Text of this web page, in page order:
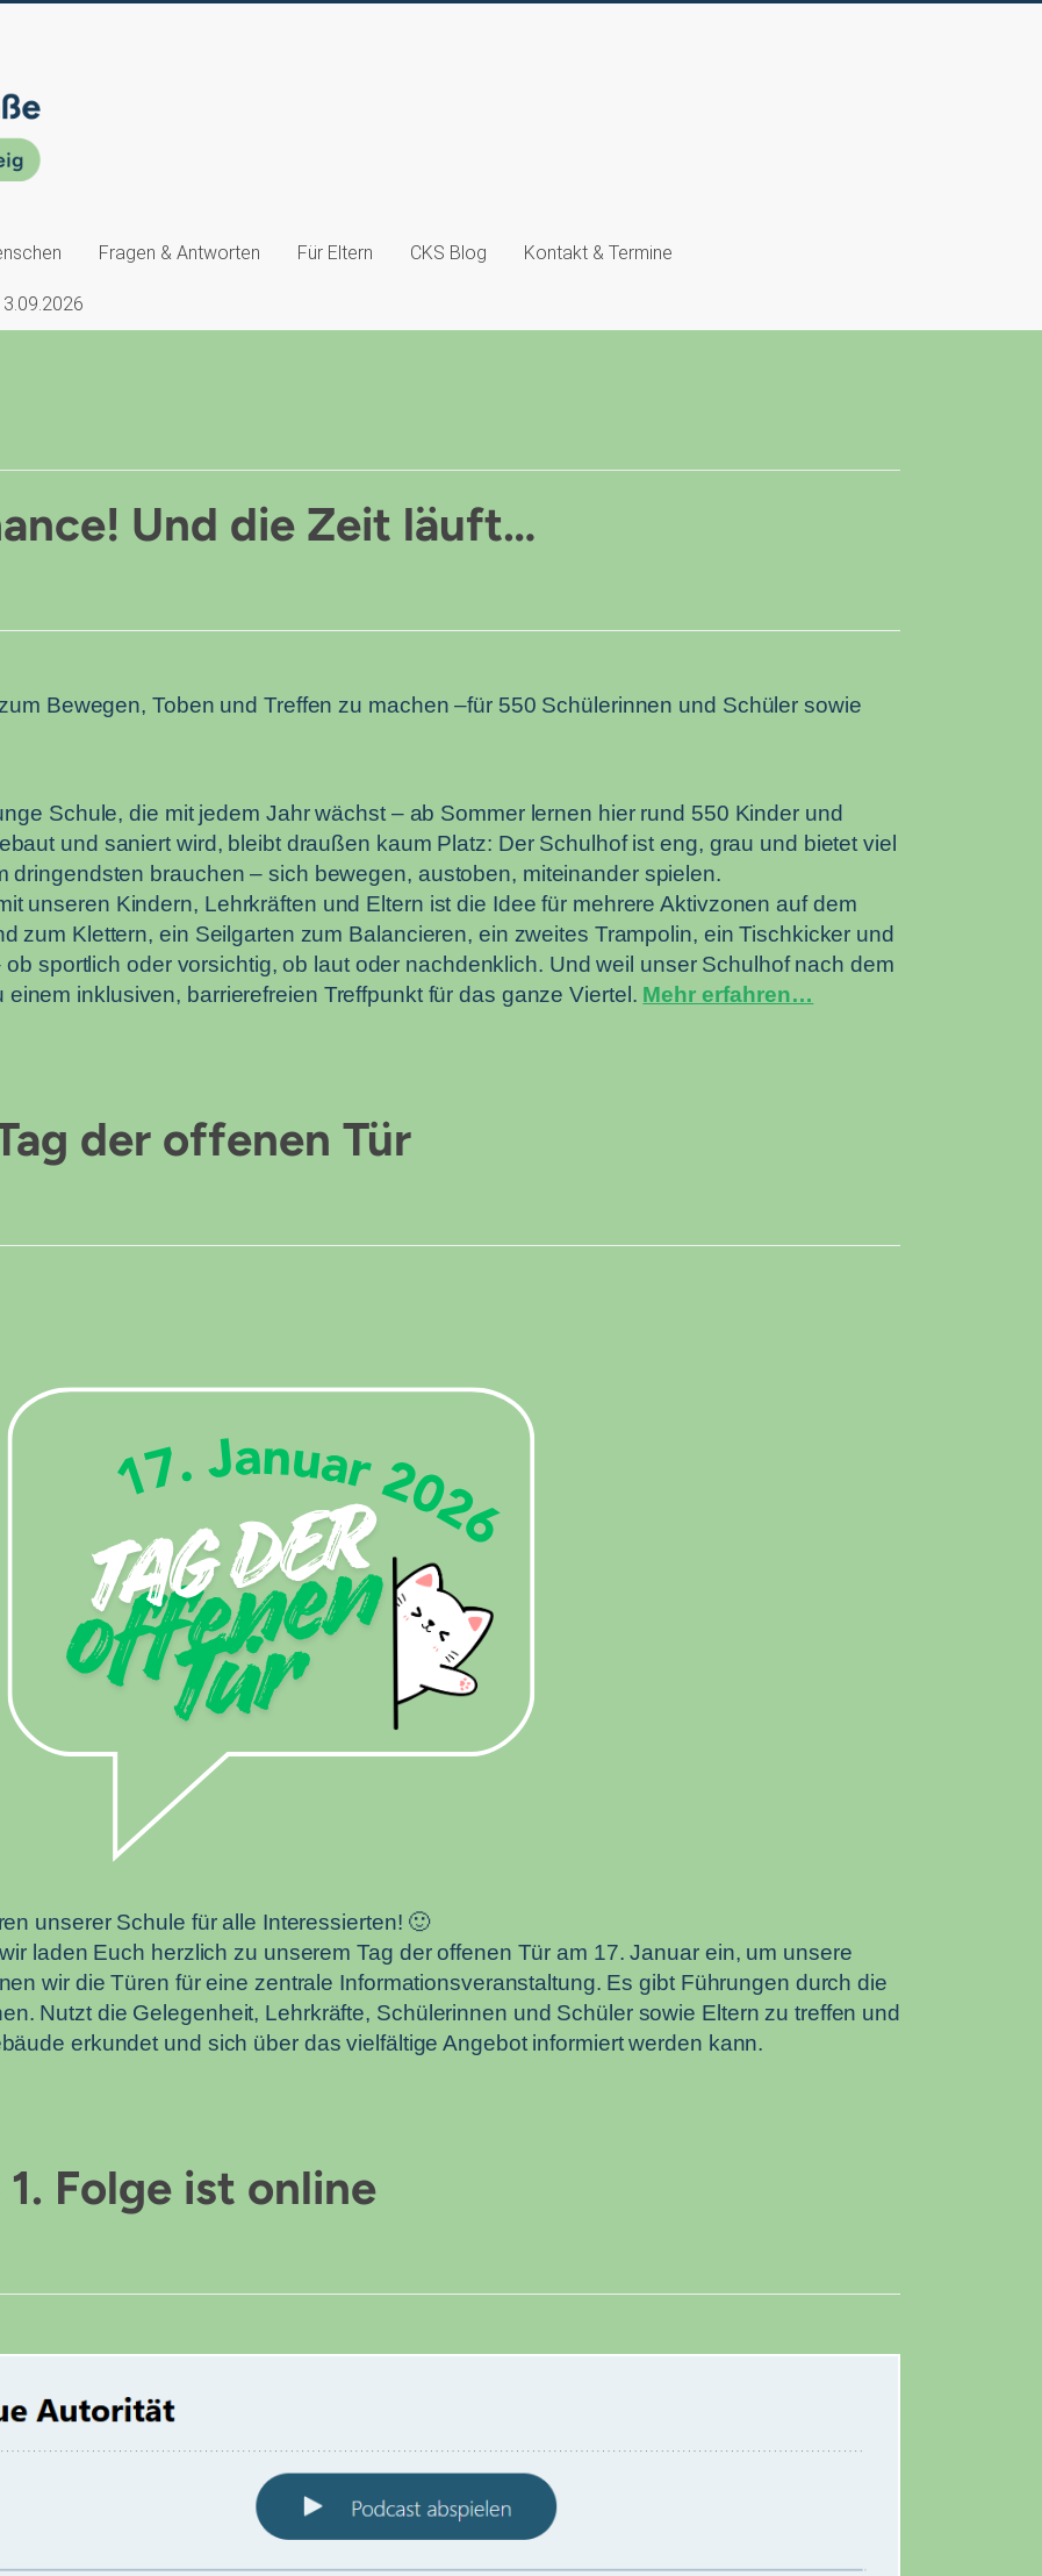
Fragen & Antworten Für Eltern CKS Blog Kontakt & Termine
Und die Zeit läuft…
Bewegen, Toben und Treffen zu machen –für 550 Schülerinnen und Schüler sowie
Schule, die mit jedem Jahr wächst – ab Sommer lernen hier rund 550 Kinder und
und saniert wird, bleibt draußen kaum Platz: Der Schulhof ist eng, grau und bietet viel
dringendsten brauchen – sich bewegen, austoben, miteinander spielen.
unseren Kindern, Lehrkräften und Eltern ist die Idee für mehrere Aktivzonen auf dem
zum Klettern, ein Seilgarten zum Balancieren, ein zweites Trampolin, ein Tischkicker und
sportlich oder vorsichtig, ob laut oder nachdenklich. Und weil unser Schulhof nach dem
inklusiven, barrierefreien Treffpunkt für das ganze Viertel. Mehr erfahren…
der offenen Tür
unserer Schule für alle Interessierten! 🙂
laden Euch herzlich zu unserem Tag der offenen Tür am 17. Januar ein, um unsere
wir die Türen für eine zentrale Informationsveranstaltung. Es gibt Führungen durch die
Nutzt die Gelegenheit, Lehrkräfte, Schülerinnen und Schüler sowie Eltern zu treffen und
erkundet und sich über das vielfältige Angebot informiert werden kann.
Folge ist online